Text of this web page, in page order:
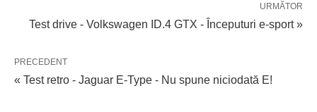
URMĂTOR
Test drive - Volkswagen ID.4 GTX - Începuturi e-sport »
PRECEDENT
« Test retro - Jaguar E-Type - Nu spune niciodată E!